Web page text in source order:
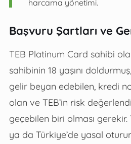
harcama yönetimi.
Başvuru Şartları ve
TEB Platinum Card sahibi
sahibinin 18 yaşını
gelir beyan edebilen, kredi
olan ve TEB’in risk
geçebilen biri olması gerekir.
ya da Türkiye’de yasal